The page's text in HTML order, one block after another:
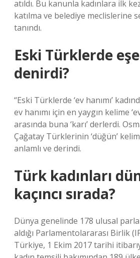
atıldı. Bu kanunla kadınlara ilk
katılma ve belediye meclislerine
tanındı.
Eski Türklerde
denirdi?
“Eski Türklerde ‘ev hanımı’
ev hanımı için en yaygın kelime
arasında buna ‘karı’ derlerdi.
Çağatay Türklerinin ‘düğün’
anlamlı ve derindi.
Türk kadınları
kaçıncı sırada?
Dünya genelinde 178 ulusal
aldığı Parlamentolararası Birlik
Türkiye, 1 Ekim 2017 tarihi